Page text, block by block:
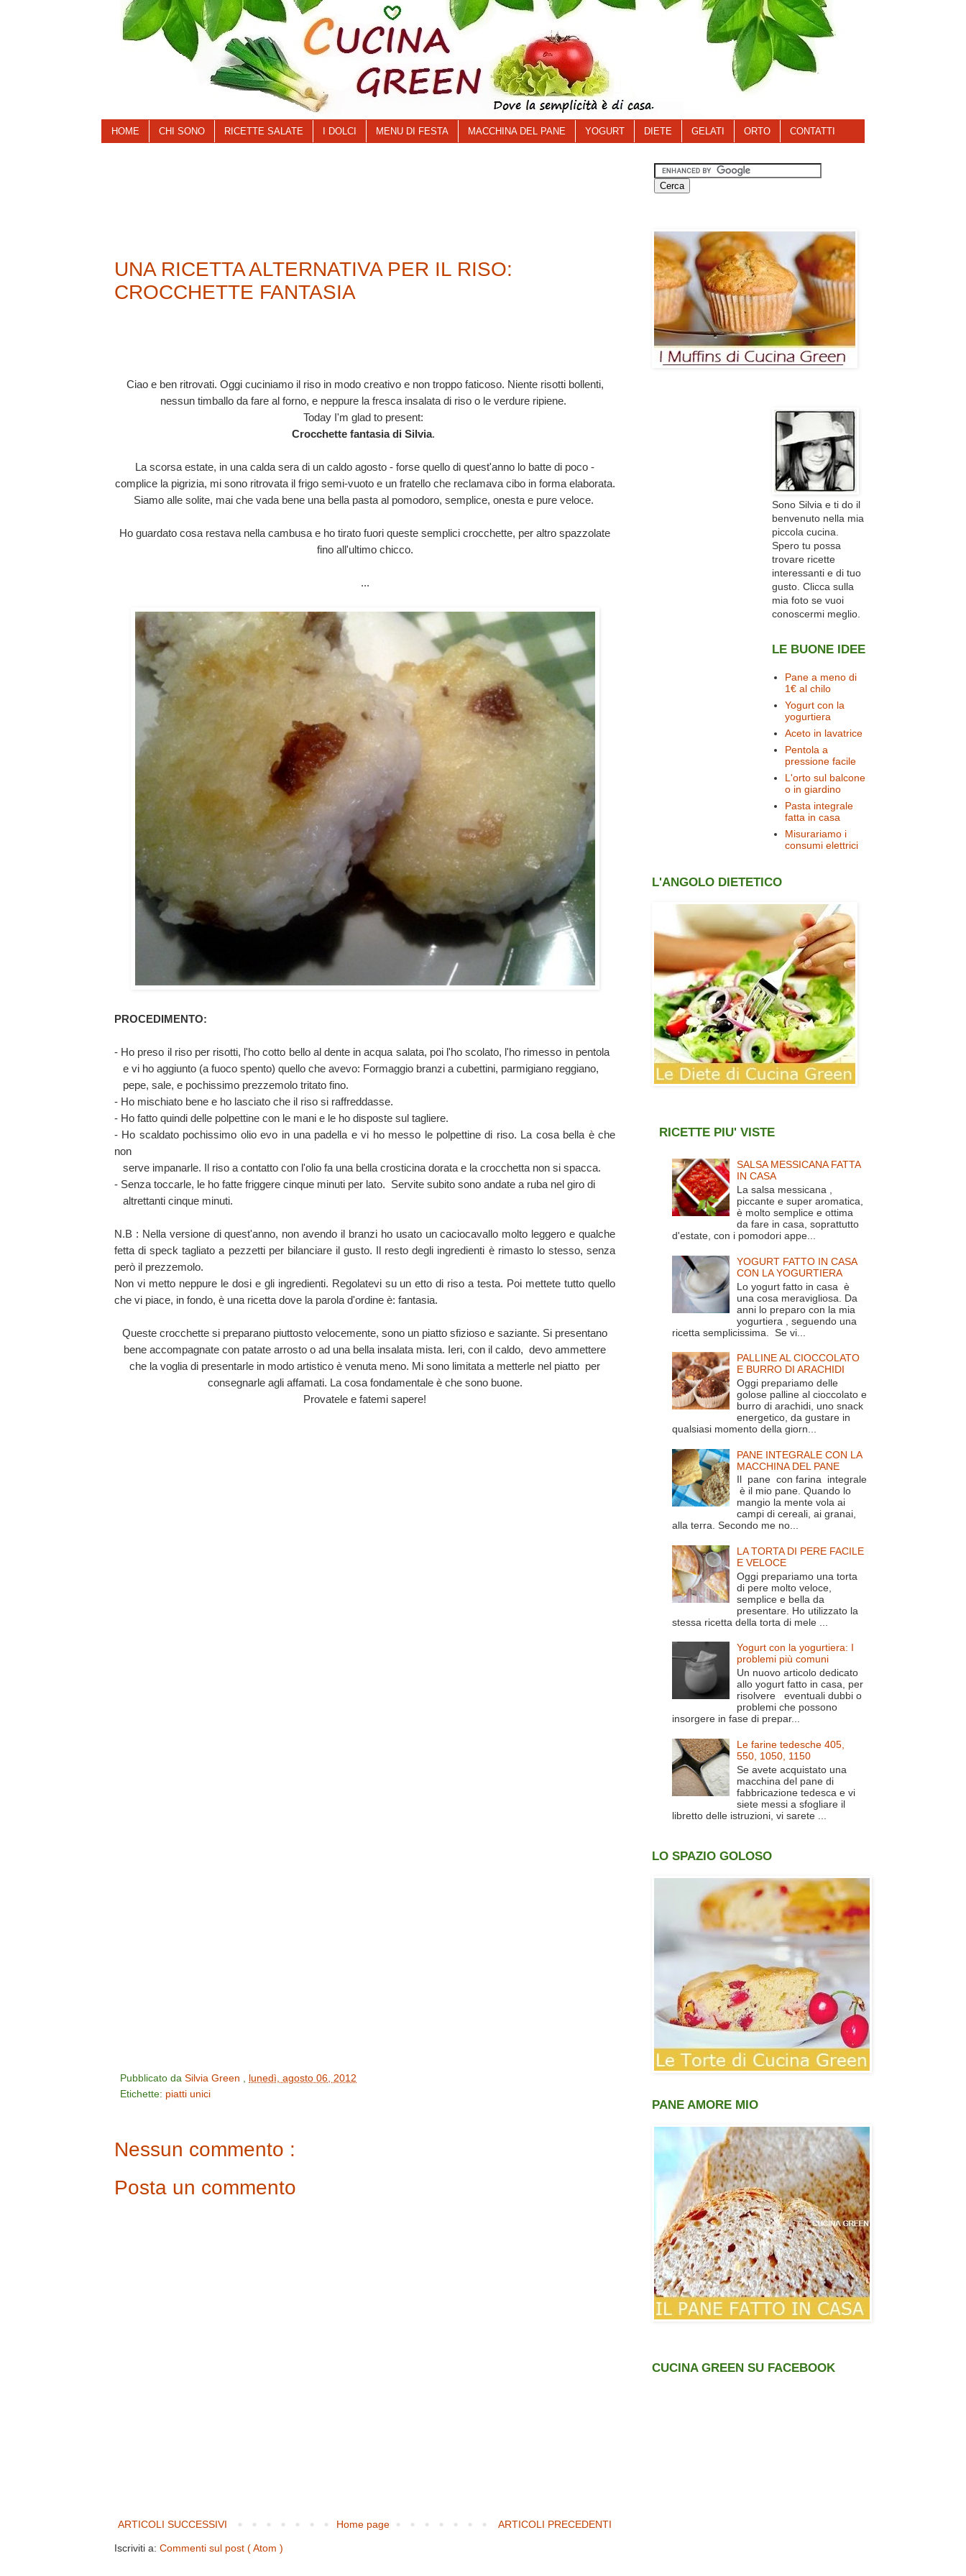
HOME CHI SONO RICETTE SALATE I DOLCI MENU DI FESTA MACCHINA DEL PANE YOGURT DIETE GELATI ORTO CONTATTI
UNA RICETTA ALTERNATIVA PER IL RISO:
CROCCHETTE FANTASIA
Ciao e ben ritrovati. Oggi cuciniamo il riso in modo creativo e non troppo faticoso. Niente risotti bollenti,
nessun timballo da fare al forno, e neppure la fresca insalata di riso o le verdure ripiene.
Today I'm glad to present:
Crocchette fantasia di Silvia.
La scorsa estate, in una calda sera di un caldo agosto - forse quello di quest'anno lo batte di poco -
complice la pigrizia, mi sono ritrovata il frigo semi-vuoto e un fratello che reclamava cibo in forma elaborata.
Siamo alle solite, mai che vada bene una bella pasta al pomodoro, semplice, onesta e pure veloce.
Ho guardato cosa restava nella cambusa e ho tirato fuori queste semplici crocchette, per altro spazzolate
fino all'ultimo chicco.
...
PROCEDIMENTO:
- Ho preso il riso per risotti, l'ho cotto bello al dente in acqua salata, poi l'ho scolato, l'ho rimesso in pentola
e vi ho aggiunto (a fuoco spento) quello che avevo: Formaggio branzi a cubettini, parmigiano reggiano,
pepe, sale, e pochissimo prezzemolo tritato fino.
- Ho mischiato bene e ho lasciato che il riso si raffreddasse.
- Ho fatto quindi delle polpettine con le mani e le ho disposte sul tagliere.
- Ho scaldato pochissimo olio evo in una padella e vi ho messo le polpettine di riso. La cosa bella è che
non
serve impanarle. Il riso a contatto con l'olio fa una bella crosticina dorata e la crocchetta non si spacca.
- Senza toccarle, le ho fatte friggere cinque minuti per lato. Servite subito sono andate a ruba nel giro di
altrettanti cinque minuti.
N.B : Nella versione di quest'anno, non avendo il branzi ho usato un caciocavallo molto leggero e qualche
fetta di speck tagliato a pezzetti per bilanciare il gusto. Il resto degli ingredienti è rimasto lo stesso, senza
però il prezzemolo.
Non vi metto neppure le dosi e gli ingredienti. Regolatevi su un etto di riso a testa. Poi mettete tutto quello
che vi piace, in fondo, è una ricetta dove la parola d'ordine è: fantasia.
Queste crocchette si preparano piuttosto velocemente, sono un piatto sfizioso e saziante. Si presentano
bene accompagnate con patate arrosto o ad una bella insalata mista. Ieri, con il caldo, devo ammettere
che la voglia di presentarle in modo artistico è venuta meno. Mi sono limitata a metterle nel piatto per
consegnarle agli affamati. La cosa fondamentale è che sono buone.
Provatele e fatemi sapere!
Pubblicato da Silvia Green
lunedì, agosto 06, 2012
Etichette: piatti unici
Nessun commento :
Posta un commento
ARTICOLI SUCCESSIVI ARTICOLI PRECEDENTI
Home page
Iscriviti a: Commenti sul post ( Atom )
Sono Silvia e ti do il
benvenuto nella mia
piccola cucina.
Spero tu possa
trovare ricette
interessanti e di tuo
gusto. Clicca sulla
mia foto se vuoi
conoscermi meglio.
LE BUONE IDEE
Pane a meno di
1€ al chilo
Yogurt con la
yogurtiera
Aceto in lavatrice
Pentola a
pressione facile
L'orto sul balcone
o in giardino
Pasta integrale
fatta in casa
Misurariamo i
consumi elettrici
L'ANGOLO DIETETICO
RICETTE PIU' VISTE
SALSA MESSICANA FATTA
IN CASA
La salsa messicana ,
piccante e super aromatica,
è molto semplice e ottima
da fare in casa, soprattutto
d'estate, con i pomodori appe...
YOGURT FATTO IN CASA
CON LA YOGURTIERA
Lo yogurt fatto in casa è
una cosa meravigliosa. Da
anni lo preparo con la mia
yogurtiera , seguendo una
ricetta semplicissima. Se vi...
PALLINE AL CIOCCOLATO
E BURRO DI ARACHIDI
Oggi prepariamo delle
golose palline al cioccolato e
burro di arachidi, uno snack
energetico, da gustare in
qualsiasi momento della giorn...
PANE INTEGRALE CON LA
MACCHINA DEL PANE
Il pane con farina integrale
è il mio pane. Quando lo
mangio la mente vola ai
campi di cereali, ai granai,
alla terra. Secondo me no...
LA TORTA DI PERE FACILE
E VELOCE
Oggi prepariamo una torta
di pere molto veloce,
semplice e bella da
presentare. Ho utilizzato la
stessa ricetta della torta di mele ...
Yogurt con la yogurtiera: I
problemi più comuni
Un nuovo articolo dedicato
allo yogurt fatto in casa, per
risolvere eventuali dubbi o
problemi che possono
insorgere in fase di prepar...
Le farine tedesche 405,
550, 1050, 1150
Se avete acquistato una
macchina del pane di
fabbricazione tedesca e vi
siete messi a sfogliare il
libretto delle istruzioni, vi sarete ...
LO SPAZIO GOLOSO
PANE AMORE MIO
CUCINA GREEN SU FACEBOOK